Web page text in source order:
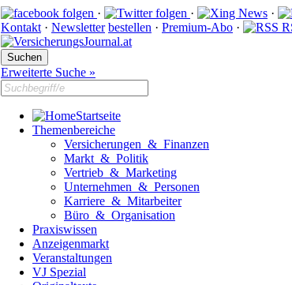
· ·
·
Kontakt · Newsletter bestellen · Premium-Abo ·
Erweiterte Suche »
Startseite
Themenbereiche
Versicherungen & Finanzen
Markt & Politik
Vertrieb & Marketing
Unternehmen & Personen
Karriere & Mitarbeiter
Büro & Organisation
Praxiswissen
Anzeigenmarkt
Veranstaltungen
VJ Spezial